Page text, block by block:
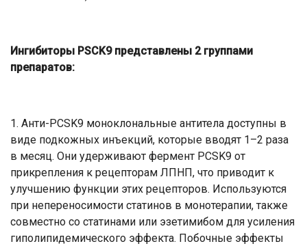
Ингибиторы PSCK9 представлены 2 группами
препаратов:
1. Анти-PCSK9 моноклональные антитела доступны в
виде подкожных инъекций, которые вводят 1–2 раза
в месяц. Они удерживают фермент PCSK9 от
прикрепления к рецепторам ЛПНП, что приводит к
улучшению функции этих рецепторов. Используются
при непереносимости статинов в монотерапии, также
совместно со статинами или эзетимибом для усиления
гиполипидемического эффекта. Побочные эффекты